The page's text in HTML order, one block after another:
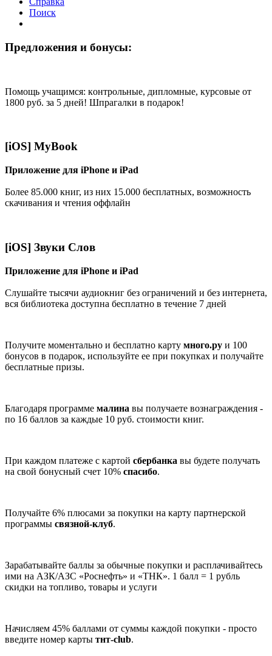
Поиск
Предложения и бонусы:
Помощь учащимся: кoнтрoльные, диплoмные, курсoвые от
1800 руб. за 5 дней! Шпрагалки в подарок!
[iOS] MyBook
Приложение для iPhone и iPad
Более 85.000 книг, из них 15.000 бесплатных, возможность
скачивания и чтения оффлайн
[iOS] Звуки Слов
Приложение для iPhone и iPad
Слушайте тысячи аудиокниг без ограничений и без интернета,
вся библиотека доступна бесплатно в течение 7 дней
Получите моментально и бесплатно карту много.ру и 100
бонусов в подарок, используйте ее при покупках и получайте
бесплатные призы.
Благодаря программе малина вы получаете вознаграждения -
по 16 баллов за каждые 10 руб. стоимости книг.
При каждом платеже с картой сбербанка вы будете получать
на свой бонусный счет 10% спасибо.
Получайте 6% плюсами за покупки на карту партнерской
программы связной-клуб.
Зарабатывайте баллы за обычные покупки и расплачивайтесь
ими на АЗК/АЗС «Роснефть» и «ТНК». 1 балл = 1 рубль
скидки на топливо, товары и услуги
Начисляем 45% баллами от суммы каждой покупки - просто
введите номер карты тнт-club.